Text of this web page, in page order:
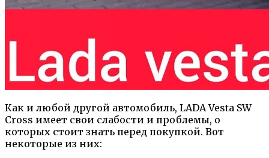
Как и любой другой автомобиль, LADA Vesta SW
Cross имеет свои слабости и проблемы, о
которых стоит знать перед покупкой. Вот
некоторые из них: